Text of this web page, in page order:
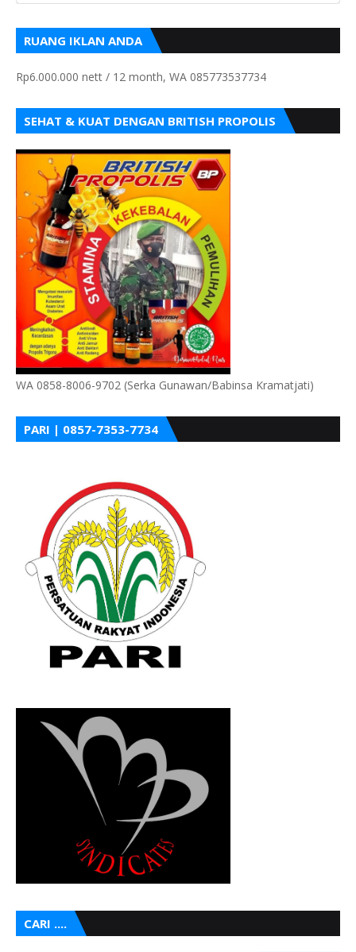
RUANG IKLAN ANDA
Rp6.000.000 nett / 12 month, WA 085773537734
SEHAT & KUAT DENGAN BRITISH PROPOLIS
WA 0858-8006-9702 (Serka Gunawan/Babinsa Kramatjati)
PARI | 0857-7353-7734
CARI ....